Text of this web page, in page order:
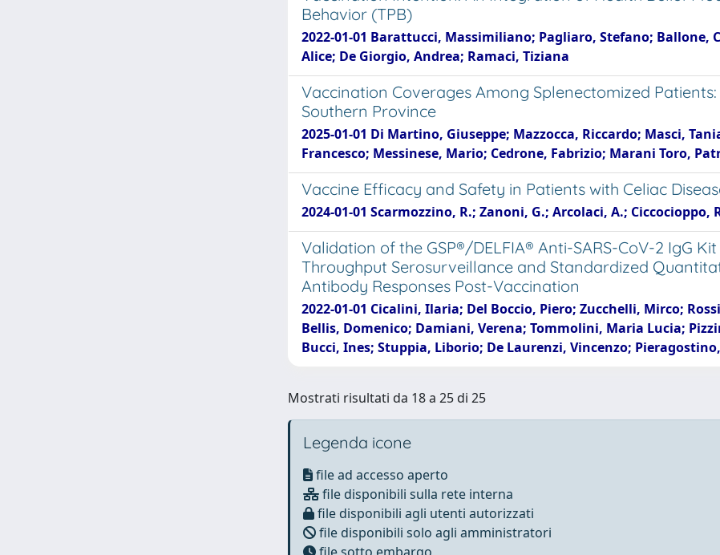
Behavior (TPB)
2022-01-01 Barattucci, Massimiliano; Pagliaro, Stefano; Ballone,
Alice; De Giorgio, Andrea; Ramaci, Tiziana
Vaccination Coverages Among Splenectomized
Southern Province
2025-01-01 Di Martino, Giuseppe; Mazzocca, Riccardo; Masci,
Francesco; Messinese, Mario; Cedrone, Fabrizio; Marani Toro,
Vaccine Efficacy and Safety in Patients with Celiac
2024-01-01 Scarmozzino, R.; Zanoni, G.; Arcolaci, A.; Ciccocioppo,
Validation of the GSP®/DELFIA® Anti-SARS-CoV-2 IgG
Throughput Serosurveillance and Standardized
Antibody Responses Post-Vaccination
2022-01-01 Cicalini, Ilaria; Del Boccio, Piero; Zucchelli, Mirco;
Bellis, Domenico; Damiani, Verena; Tommolini, Maria Lucia;
Bucci, Ines; Stuppia, Liborio; De Laurenzi, Vincenzo;
Mostrati risultati da 18 a 25 di 25
Legenda icone
file ad accesso aperto
file disponibili sulla rete interna
file disponibili agli utenti autorizzati
file disponibili solo agli amministratori